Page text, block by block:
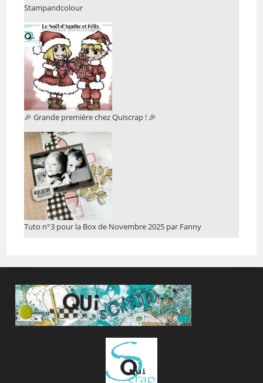
Stampandcolour
🎉 Grande première chez Quiscrap ! 🎉
Tuto n°3 pour la Box de Novembre 2025 par Fanny